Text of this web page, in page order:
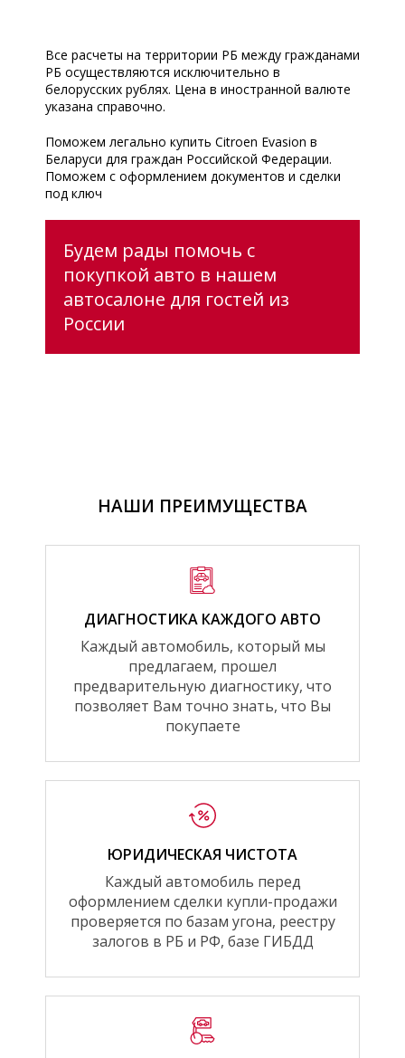
Все расчеты на территории РБ между гражданами
РБ осуществляются исключительно в
белорусских рублях. Цена в иностранной валюте
указана справочно.
Поможем легально купить Citroen Evasion в
Беларуси для граждан Российской Федерации.
Поможем с оформлением документов и сделки
под ключ
Будем рады помочь с
покупкой авто в нашем
автосалоне для гостей из
России
НАШИ ПРЕИМУЩЕСТВА
ДИАГНОСТИКА КАЖДОГО АВТО
Каждый автомобиль, который мы
предлагаем, прошел
предварительную диагностику, что
позволяет Вам точно знать, что Вы
покупаете
ЮРИДИЧЕСКАЯ ЧИСТОТА
Каждый автомобиль перед
оформлением сделки купли-продажи
проверяется по базам угона, реестру
залогов в РБ и РФ, базе ГИБДД